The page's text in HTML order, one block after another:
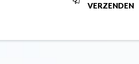
VERZENDEN